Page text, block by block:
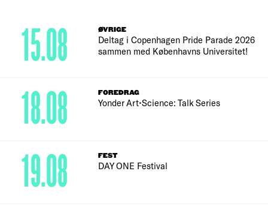
ØVRIGE
Deltag i Copenhagen Pride Parade 2026
sammen med Københavns Universitet!
15.08
FOREDRAG
Yonder Art•Science: Talk Series
18.08
FEST
DAY ONE Festival
19.08